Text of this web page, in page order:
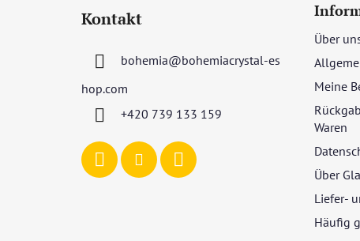
Kontakt
bohemia@bohemiacrystal-es
hop.com
+420 739 133 159
Über
Meine
Waren
Über
Liefer-
Häufig